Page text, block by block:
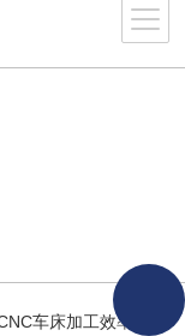
车床加工效率的具